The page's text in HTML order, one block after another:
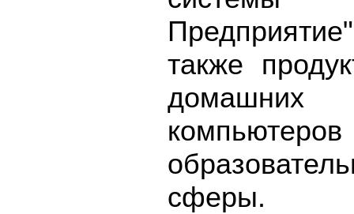
также
домашних
сферы.